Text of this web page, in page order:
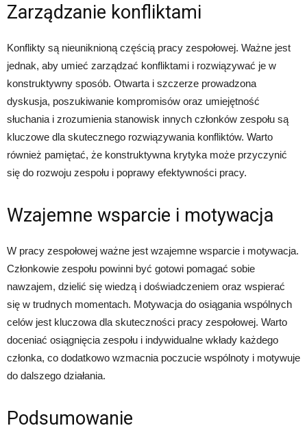
Zarządzanie konfliktami
Konflikty są nieuniknioną częścią pracy zespołowej. Ważne jest
jednak, aby umieć zarządzać konfliktami i rozwiązywać je w
konstruktywny sposób. Otwarta i szczerze prowadzona
dyskusja, poszukiwanie kompromisów oraz umiejętność
słuchania i zrozumienia stanowisk innych członków zespołu są
kluczowe dla skutecznego rozwiązywania konfliktów. Warto
również pamiętać, że konstruktywna krytyka może przyczynić
się do rozwoju zespołu i poprawy efektywności pracy.
Wzajemne wsparcie i motywacja
W pracy zespołowej ważne jest wzajemne wsparcie i motywacja.
Członkowie zespołu powinni być gotowi pomagać sobie
nawzajem, dzielić się wiedzą i doświadczeniem oraz wspierać
się w trudnych momentach. Motywacja do osiągania wspólnych
celów jest kluczowa dla skuteczności pracy zespołowej. Warto
doceniać osiągnięcia zespołu i indywidualne wkłady każdego
członka, co dodatkowo wzmacnia poczucie wspólnoty i motywuje
do dalszego działania.
Podsumowanie